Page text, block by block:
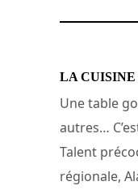
LA
Une table
autres…
Talent
régionale,